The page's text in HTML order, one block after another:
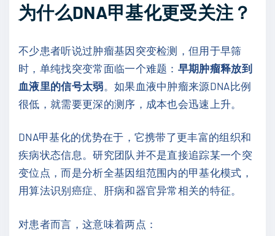
为什么DNA甲基化更受关注？
不少患者听说过肿瘤基因突变检测，但用于早筛
时，单纯找突变常面临一个难题： 早期肿瘤释放到
血液里的信号太弱 。如果血液中肿瘤来源DNA比例
很低，就需要更深的测序，成本也会迅速上升。
DNA甲基化的优势在于，它携带了更丰富的组织和
疾病状态信息。研究团队并不是直接追踪某一个突
变位点，而是分析全基因组范围内的甲基化模式，
用算法识别癌症、肝病和器官异常相关的特征。
对患者而言，这意味着两点：